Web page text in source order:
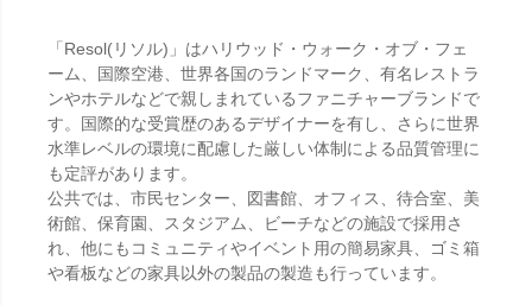
「Resol(リソル)」はハリウッド・ウォーク・オブ・フェ
ーム、国際空港、世界各国のランドマーク、有名レストラ
ンやホテルなどで親しまれているファニチャーブランドで
す。国際的な受賞歴のあるデザイナーを有し、さらに世界
水準レベルの環境に配慮した厳しい体制による品質管理に
も定評があります。
公共では、市民センター、図書館、オフィス、待合室、美
術館、保育園、スタジアム、ビーチなどの施設で採用さ
れ、他にもコミュニティやイベント用の簡易家具、ゴミ箱
や看板などの家具以外の製品の製造も行っています。